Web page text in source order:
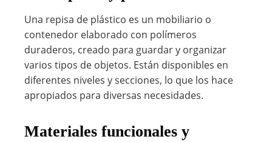
Una repisa de plástico es un mobiliario o
contenedor elaborado con polímeros
duraderos, creado para guardar y organizar
varios tipos de objetos. Están disponibles en
diferentes niveles y secciones, lo que los hace
apropiados para diversas necesidades.
Materiales funcionales y